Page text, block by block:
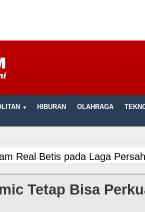
HIBURAN OLAHRAGA
Real Betis pada Laga
Brigjen TNI Ali Imran
Tetap Bisa